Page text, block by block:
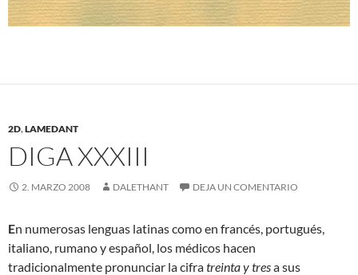
2D,LAMEDANT
DIGA XXXIII
2. MARZO 2008 DALETHANT DEJA UN COMENTARIO
En numerosas lenguas latinas como en francés, portugués,
italiano, rumano y español, los médicos hacen
tradicionalmente pronunciar la cifratreinta y tresa sus